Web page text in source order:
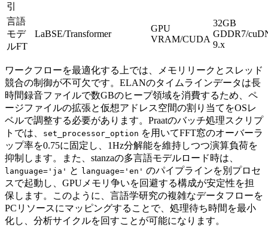
引
言語
モデ
ルFT
LaBSE/Transformer
GPU
VRAM/CUDA
32GB
GDDR7/
9.x
ワークフローを最適化する上では、メモリリークとスレッド
競合の制御が不可欠です。ELANのタイムラインデータは長
時間録音ファイルで数GBのヒープ領域を消費するため、ペ
ージファイルの拡張と仮想アドレス空間の割り当てをOSレ
ベルで調整する必要があります。Praatのバッチ処理スクリプ
トでは、
set_processor_option を用いてFFT窓のオーバーラ
ップ率を0.75に固定し、1Hz分解能を維持しつつ演算負荷を
抑制します。また、stanzaの多言語モデルロード時は、
language='ja' と language='en' のパイプラインを別プロセ
スで起動し、GPUメモリ争いを回避する構成が安定性を担
保します。このように、言語学研究の複雑なデータフローを
PCリソースにマッピングすることで、処理待ち時間を最小
化し、分析サイクルを回すことが可能になります。